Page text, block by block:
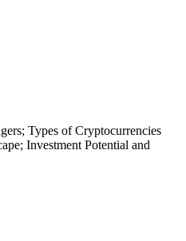
Types of Cryptocurrencies
Investment Potential and